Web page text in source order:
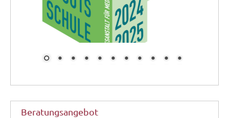
Beratungsangebot